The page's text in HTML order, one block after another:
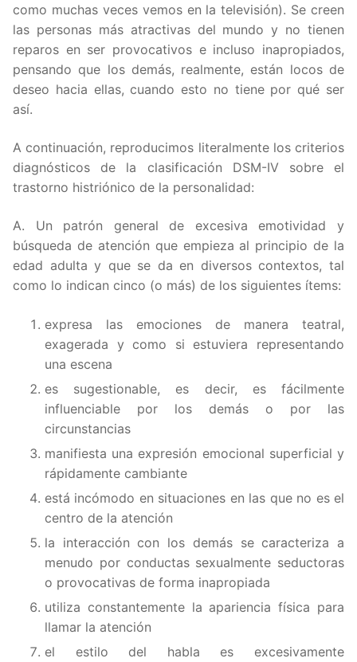
como muchas veces vemos en la televisión). Se creen
las personas más atractivas del mundo y no tienen
reparos en ser provocativos e incluso inapropiados,
pensando que los demás, realmente, están locos de
deseo hacia ellas, cuando esto no tiene por qué ser
así.
A continuación, reproducimos literalmente los criterios
diagnósticos de la clasificación DSM-IV sobre el
trastorno histriónico de la personalidad:
A. Un patrón general de excesiva emotividad y
búsqueda de atención que empieza al principio de la
edad adulta y que se da en diversos contextos, tal
como lo indican cinco (o más) de los siguientes ítems:
expresa las emociones de manera teatral,
exagerada y como si estuviera representando
una escena
es sugestionable, es decir, es fácilmente
influenciable por los demás o por las
circunstancias
manifiesta una expresión emocional superficial y
rápidamente cambiante
está incómodo en situaciones en las que no es el
centro de la atención
la interacción con los demás se caracteriza a
menudo por conductas sexualmente seductoras
o provocativas de forma inapropiada
utiliza constantemente la apariencia física para
llamar la atención
el estilo del habla es excesivamente